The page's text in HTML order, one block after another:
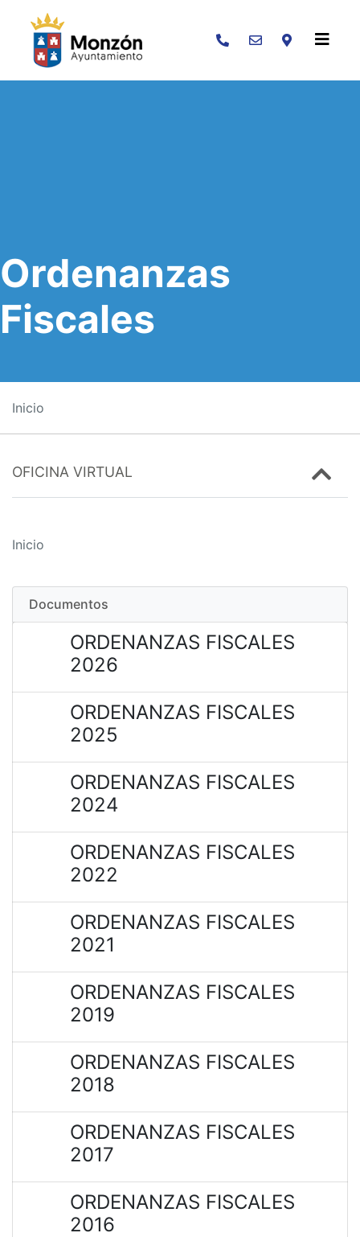
Buscar
Ordenanzas
Fiscales
Inicio
OFICINA VIRTUAL
Inicio
Documentos
ORDENANZAS FISCALES
2026
ORDENANZAS FISCALES
2025
ORDENANZAS FISCALES
2024
ORDENANZAS FISCALES
2022
ORDENANZAS FISCALES
2021
ORDENANZAS FISCALES
2019
ORDENANZAS FISCALES
2018
ORDENANZAS FISCALES
2017
ORDENANZAS FISCALES
2016